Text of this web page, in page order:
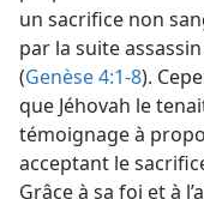
un sacrifice non
par la suite
(Genèse 4:1-8).
que Jéhovah le
témoignage à
acceptant le
Grâce à sa foi et à